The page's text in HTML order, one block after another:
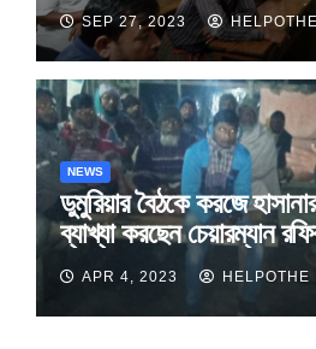
SEP 27, 2023 HELPOTHE
NEWS
ডুমুরিয়ার বৈঠকে করজে
ব্যাখ্যা করছেন চেয়ারম্যান
APR 4, 2023 HELPOTHE